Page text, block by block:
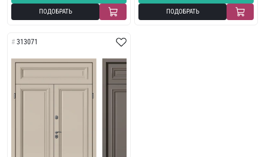
ПОДОБРАТЬ ПОДОБРАТЬ
313071